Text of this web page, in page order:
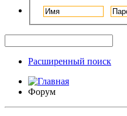
Расширенный поиск
Форум